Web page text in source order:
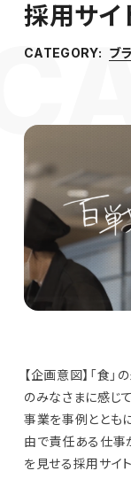
採用サイ
ブ
【企画意図】「食
のみなさまに感じ
事業を事例ととも
由で責任ある仕事
を見せる採用サイト